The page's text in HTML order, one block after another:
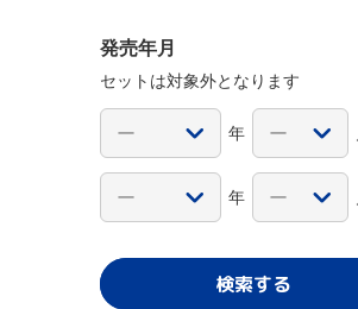
発売年月
セットは対象外となります
年
年
検索する